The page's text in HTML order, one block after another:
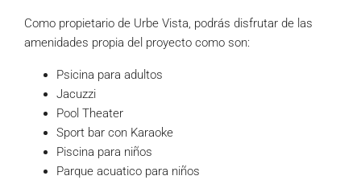
Como propietario de Urbe Vista, podrás disfrutar de las
amenidades propia del proyecto como son:
Psicina para adultos
Jacuzzi
Pool Theater
Sport bar con Karaoke
Piscina para niños
Parque acuatico para niños